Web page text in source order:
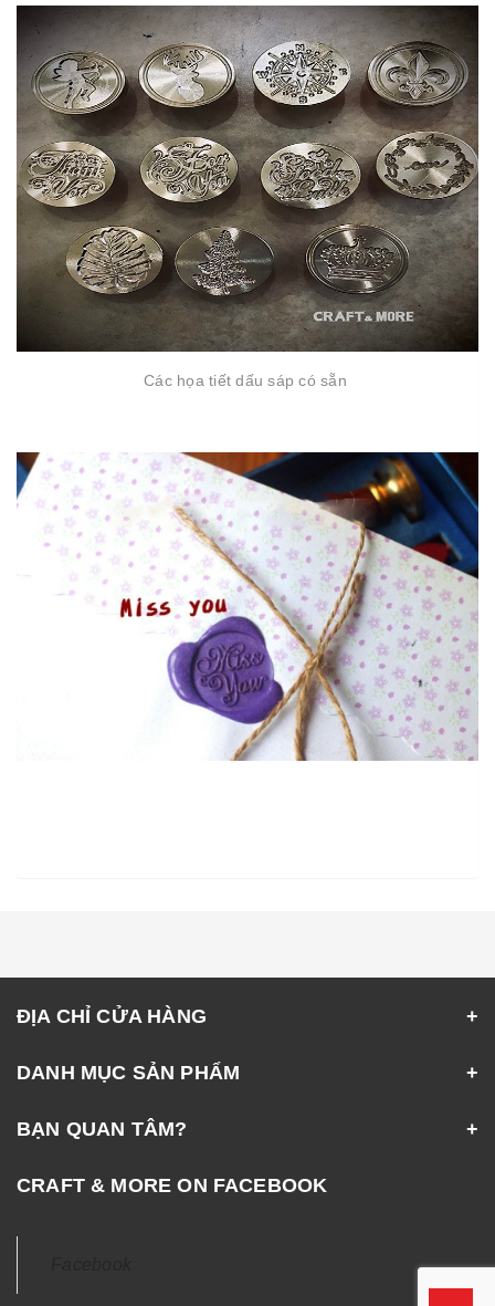
Các họa tiết dấu sáp có sẵn
ĐỊA CHỈ CỬA HÀNG
DANH MỤC SẢN PHẨM
BẠN QUAN TÂM?
CRAFT & MORE ON FACEBOOK